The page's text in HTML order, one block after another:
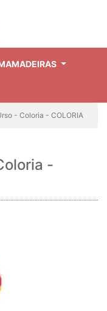
- Coloria - COLORIA
-